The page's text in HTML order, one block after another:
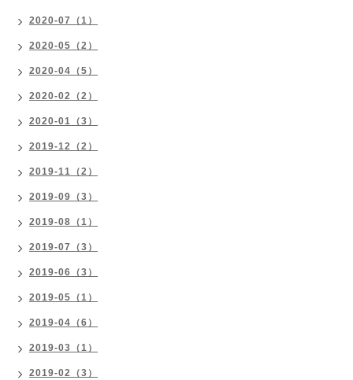
2020-07（1）
2020-05（2）
2020-04（5）
2020-02（2）
2020-01（3）
2019-12（2）
2019-11（2）
2019-09（3）
2019-08（1）
2019-07（3）
2019-06（3）
2019-05（1）
2019-04（6）
2019-03（1）
2019-02（3）